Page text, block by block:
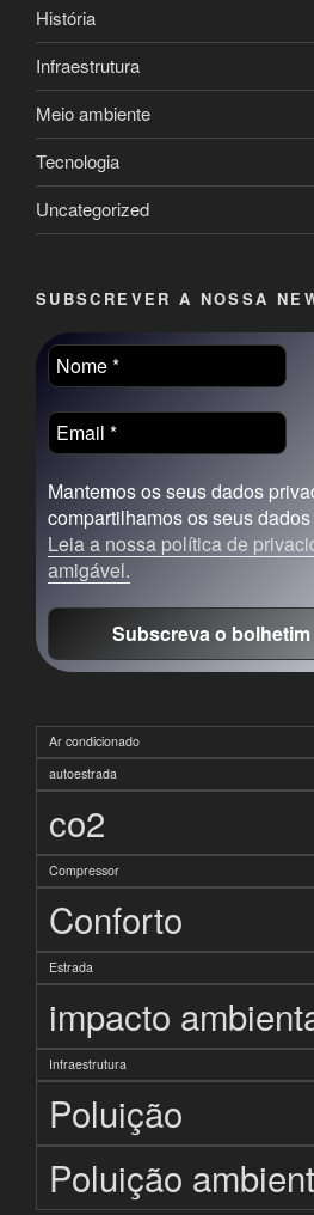
História
Infraestrutura
Meio ambiente
Tecnologia
Uncategorized
SUBSCREVER A NOSSA
Mantemos os seus dados
compartilhamos os seus
Leia a nossa política de
amigável.
Ar condicionado
autoestrada
co2
Compressor
Conforto
Estrada
impacto
Infraestrutura
Poluição
Poluição